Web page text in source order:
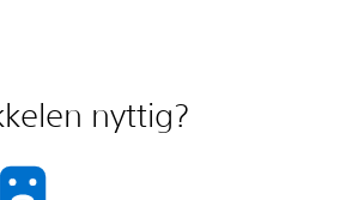
nyttig?